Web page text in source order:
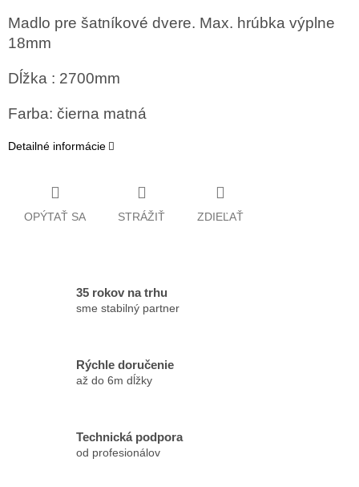
Madlo pre šatníkové dvere. Max. hrúbka výplne
18mm
Dĺžka : 2700mm
Farba: čierna matná
Detailné informácie
OPÝTAŤ SA STRÁŽIŤ ZDIEĽAŤ
35 rokov na trhu
sme stabilný partner
Rýchle doručenie
až do 6m dĺžky
Technická podpora
od profesionálov